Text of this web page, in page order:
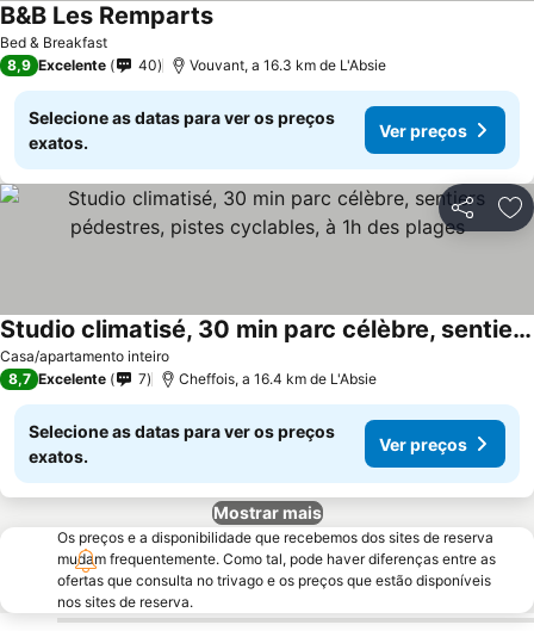
Bed & Breakfast
B&B Les RempartsVer preços
8,9 Excelente 40 Vouvant, a 16.3 km de L'Absie
Selecione as datas para ver os preços
exatos.
Ver preços
Partilhar
Casa/apartamento inteiro
Studio climatisé, 30 min parc célèbre, sentiers pédestres, pistes cyclables, à 1h des plages
Ver preços
8,7 Excelente 7 Cheffois, a 16.4 km de L'Absie
Selecione as datas para ver os preços
exatos.
Ver preços
Mostrar mais
Os preços e a disponibilidade que recebemos dos sites de reserva
mudam frequentemente. Como tal, pode haver diferenças entre as
ofertas que consulta no trivago e os preços que estão disponíveis
nos sites de reserva.